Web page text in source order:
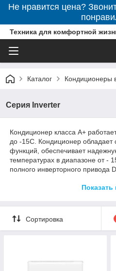
Не нравится цена?
Техника для комфортной
Каталог Кондиционеры
Серия Inverter
Кондиционер класса А+
до -15С. Кондиционер
функций, обеспечивает
температурах в диапазоне от -
полного инверторного привода
точно контролироватьПоказать
Сортировка